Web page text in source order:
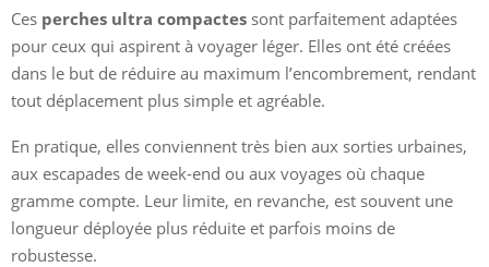
Ces perches ultra compactes sont parfaitement adaptées
pour ceux qui aspirent à voyager léger. Elles ont été créées
dans le but de réduire au maximum l’encombrement, rendant
tout déplacement plus simple et agréable.
En pratique, elles conviennent très bien aux sorties urbaines,
aux escapades de week-end ou aux voyages où chaque
gramme compte. Leur limite, en revanche, est souvent une
longueur déployée plus réduite et parfois moins de
robustesse.